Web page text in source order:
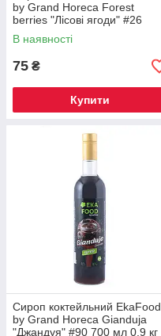
by Grand Horeca Forest
berries "Лісові ягоди" #26
700мл 0,9кг СКЛО
В наявності
75 ₴
Купити
Сироп коктейльний EkaFood
by Grand Horeca Gianduja
"Джандуя" #90 700 мл 0,9 кг